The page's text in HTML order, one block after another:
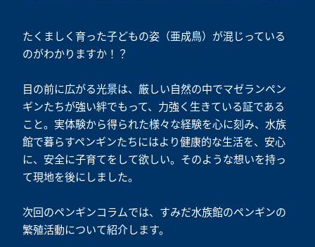
たくましく育った子どもの姿（亜成鳥）が混じっている
のがわかりますか！？
目の前に広がる光景は、厳しい自然の中でマゼランペン
ギンたちが強い絆でもって、力強く生きている証である
こと。実体験から得られた様々な経験を心に刻み、水族
館で暮らすペンギンたちにはより健康的な生活を、安心
に、安全に子育てをして欲しい。そのような想いを持っ
て現地を後にしました。
次回のペンギンコラムでは、すみだ水族館のペンギンの
繁殖活動について紹介します。